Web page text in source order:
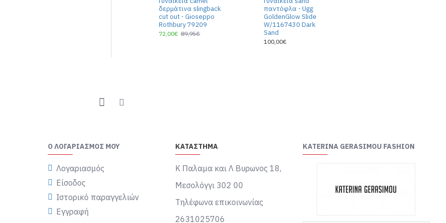
δερμάτινα slingback
cut out - Gioseppo
Rothbury 79209
72,00€ 89,95€
παντόφλα - Ugg
GoldenGlow Slide
W/1167430 Dark
Sand
100,00€
Ο ΛΟΓΑΡΙΑΣΜΌΣ ΜΟΥ
Λογαριασμός
Είσοδος
Ιστορικό παραγγελιών
Εγγραφή
ΚΑΤΑΣΤΗΜΑ
Κ Παλαμα και Λ Βυρωνος 18,
Μεσολόγγι 302 00
Τηλέφωνα επικοινωνίας
2631025706
KATERINA GERASIMOU FASHION